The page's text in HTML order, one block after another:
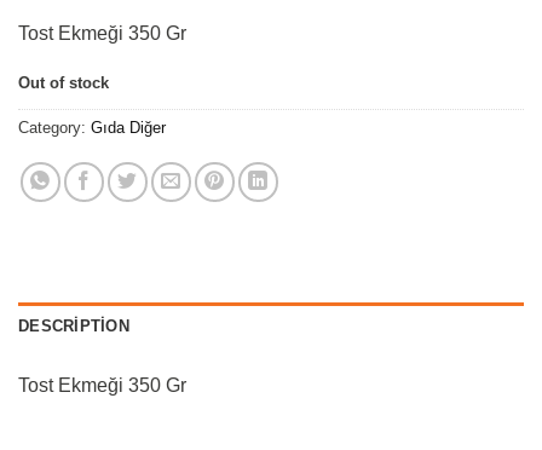
Tost Ekmeği 350 Gr
Out of stock
Category: Gıda Diğer
DESCRIPTION
Tost Ekmeği 350 Gr